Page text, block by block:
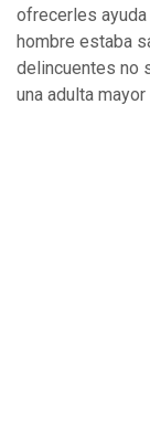
ofrecerles
hombre estaba
delincuentes no
una adulta